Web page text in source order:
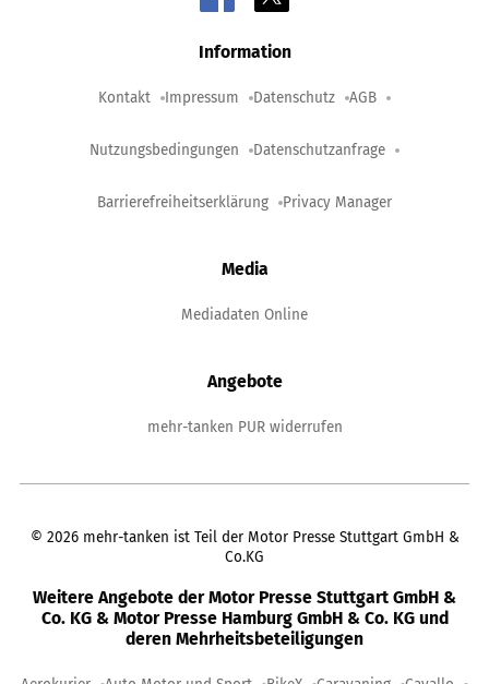
Information
Kontakt Impressum Datenschutz AGB
Nutzungsbedingungen Datenschutzanfrage
Barrierefreiheitserklärung Privacy Manager
Media
Mediadaten Online
Angebote
mehr-tanken PUR widerrufen
© 2026 mehr-tanken ist Teil der Motor Presse Stuttgart GmbH &
Co.KG
Weitere Angebote der Motor Presse Stuttgart GmbH &
Co. KG & Motor Presse Hamburg GmbH & Co. KG und
deren Mehrheitsbeteiligungen